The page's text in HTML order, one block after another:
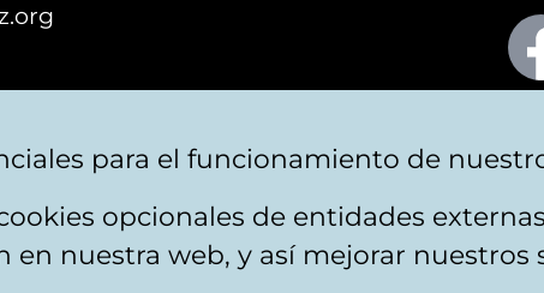
Contact
para el funcionamiento de
opcionales de entidades
nuestra web, y así mejorar nuestros